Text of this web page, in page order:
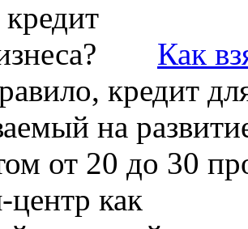
Как
кредит
на
от 20 до 30